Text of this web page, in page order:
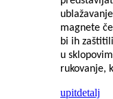
magnete
bi ih
u
rukovanje,
upitdetalj